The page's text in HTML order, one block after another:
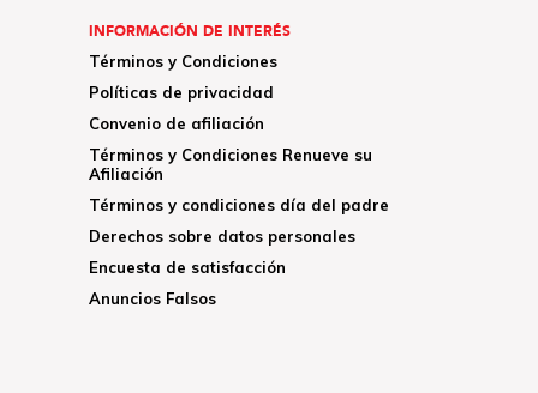
INFORMACIÓN DE INTERÉS
Términos y Condiciones
Políticas de privacidad
Convenio de afiliación
Términos y Condiciones Renueve su
Afiliación
Términos y condiciones día del padre
Derechos sobre datos personales
Encuesta de satisfacción
Anuncios Falsos